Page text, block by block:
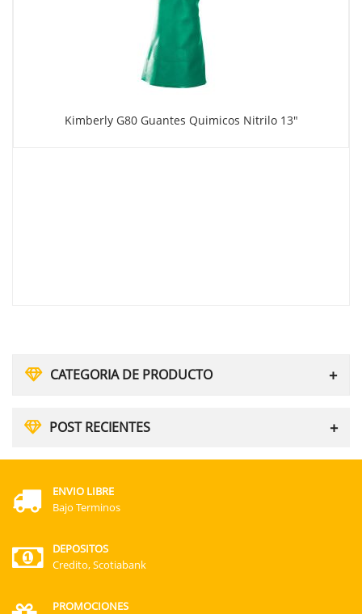
CATEGORIA DE PRODUCTO
POST RECIENTES
Kimberly G80 Guantes Quimicos Nitrilo 13″
ENVIO LIBRE
Bajo Terminos
DEPOSITOS
Credito, Scotiabank
PROMOCIONES